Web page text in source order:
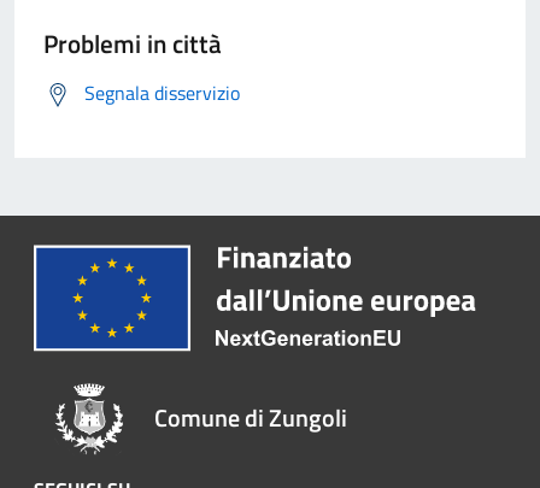
Problemi in città
Segnala disservizio
Comune di Zungoli